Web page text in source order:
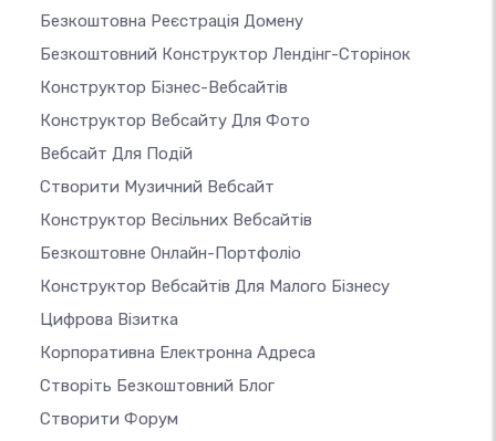
Безкоштовна Реєстрація Домену
Безкоштовний Конструктор Лендінг-Сторінок
Конструктор Бізнес-Вебсайтів
Конструктор Вебсайту Для Фото
Вебсайт Для Подій
Створити Музичний Вебсайт
Конструктор Весільних Вебсайтів
Безкоштовне Онлайн-Портфоліо
Конструктор Вебсайтів Для Малого Бізнесу
Цифрова Візитка
Корпоративна Електронна Адреса
Створіть Безкоштовний Блог
Створити Форум